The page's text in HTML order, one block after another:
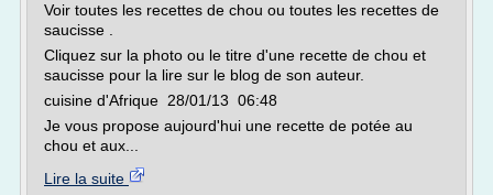
Voir toutes les recettes de chou ou toutes les recettes de
saucisse .
Cliquez sur la photo ou le titre d'une recette de chou et
saucisse pour la lire sur le blog de son auteur.
cuisine d'Afrique 28/01/13 06:48
Je vous propose aujourd'hui une recette de potée au
chou et aux...
Lire la suite